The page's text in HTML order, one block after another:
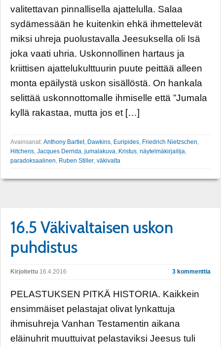
valitettavan pinnallisella ajattelulla. Salaa
sydämessään he kuitenkin ehkä ihmettelevät
miksi uhreja puolustavalla Jeesuksella oli Isä
joka vaati uhria. Uskonnollinen hartaus ja
kriittisen ajattelukulttuurin puute peittää alleen
monta epäilystä uskon sisällöstä. On hankala
selittää uskonnottomalle ihmiselle että ”Jumala
kyllä rakastaa, mutta jos et […]
Avainsanat: Anthony Bartlet, Dawkins Euripides Friedrich Nietzschen
Hitchens Jacques Derrida jumalakuva Kristus näytelmäkirjailija
paradoksaalinen Ruben Stiller väkivalta
16.5 Väkivaltaisen uskon
puhdistus
Kirjoitettu 16.4.2016 3 kommenttia
PELASTUKSEN PITKÄ HISTORIA. Kaikkein
ensimmäiset pelastajat olivat lynkattuja
ihmisuhreja Vanhan Testamentin aikana
eläinuhrit muuttuivat pelastaviksi Jeesus tuli